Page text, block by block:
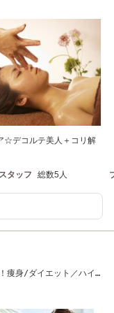
☆デコルテ美人＋コリ解
スタッフ 総数5人
痩身/ダイエット／ハイ